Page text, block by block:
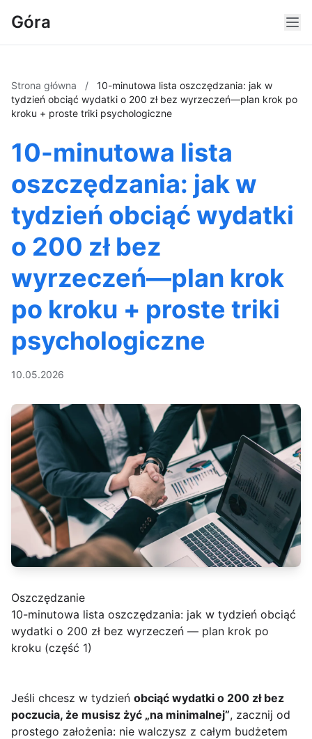
Góra
Strona główna /
10-minutowa lista oszczędzania: jak w
tydzień obciąć wydatki o 200 zł bez wyrzeczeń—plan krok po
kroku + proste triki psychologiczne
10-minutowa lista
oszczędzania: jak w
tydzień obciąć wydatki
o 200 zł bez
wyrzeczeń—plan krok
po kroku + proste triki
psychologiczne
10.05.2026
Oszczędzanie
10-minutowa lista oszczędzania: jak w tydzień obciąć
wydatki o 200 zł bez wyrzeczeń — plan krok po
kroku (część 1)
Jeśli chcesz w tydzień obciąć wydatki o 200 zł bez
poczucia, że musisz żyć „na minimalnej”, zacznij od
prostego założenia: nie walczysz z całym budżetem